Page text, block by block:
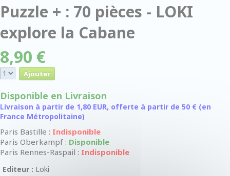
Puzzle + : 70 pièces - LOKI
explore la Cabane
8,90 €
Disponible en Livraison
Livraison à partir de 1,80 EUR, offerte à partir de 50 € (en
France Métropolitaine)
Paris Bastille : Indisponible
Paris Oberkampf : Disponible
Paris Rennes-Raspail : Indisponible
Editeur : Loki